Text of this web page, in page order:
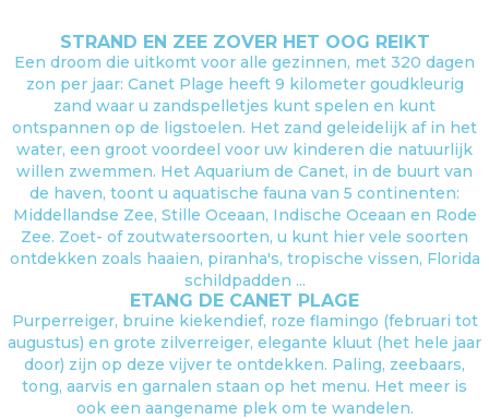
STRAND EN ZEE ZOVER HET OOG REIKT
Een droom die uitkomt voor alle gezinnen, met 320 dagen
zon per jaar: Canet Plage heeft 9 kilometer goudkleurig
zand waar u zandspelletjes kunt spelen en kunt
ontspannen op de ligstoelen. Het zand geleidelijk af in het
water, een groot voordeel voor uw kinderen die natuurlijk
willen zwemmen. Het Aquarium de Canet, in de buurt van
de haven, toont u aquatische fauna van 5 continenten:
Middellandse Zee, Stille Oceaan, Indische Oceaan en Rode
Zee. Zoet- of zoutwatersoorten, u kunt hier vele soorten
ontdekken zoals haaien, piranha's, tropische vissen, Florida
schildpadden ...
ETANG DE CANET PLAGE
Purperreiger, bruine kiekendief, roze flamingo (februari tot
augustus) en grote zilverreiger, elegante kluut (het hele jaar
door) zijn op deze vijver te ontdekken. Paling, zeebaars,
tong, aarvis en garnalen staan op het menu. Het meer is
ook een aangename plek om te wandelen.